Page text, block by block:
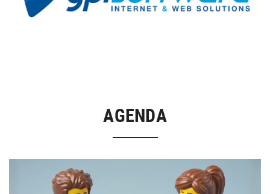
AGENDA